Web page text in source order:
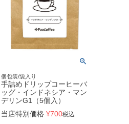
個包装/袋入り
手詰めドリップコーヒーバ
ッグ・インドネシア・マン
デリンG1（5個入）
当店特別価格 ¥700税込